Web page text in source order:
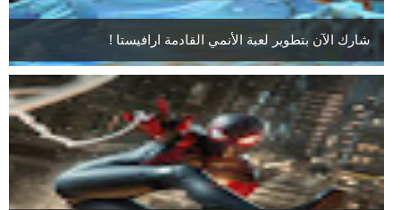
شارك الآن بتطوير لعبة الأنمي القادمة ارافيستا !